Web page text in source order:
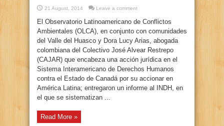
21 August, 2014 Leave a comment
El Observatorio Latinoamericano de Conflictos
Ambientales (OLCA), en conjunto con comunidades
del Valle del Huasco y Dora Lucy Arias, abogada
colombiana del Colectivo José Alvear Restrepo
(CAJAR) que encabeza una acción jurídica en el
Sistema Interamericano de Derechos Humanos
contra el Estado de Canadá por su accionar en
América Latina; entregaron un informe al INDH, en
el que se sistematizan ...
Read More »